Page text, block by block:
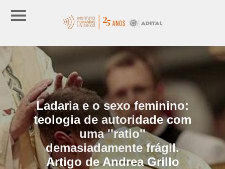
Ladaria e o sexo feminino:
teologia de autoridade com
uma ''ratio''
demasiadamente frágil.
Artigo de Andrea Grillo